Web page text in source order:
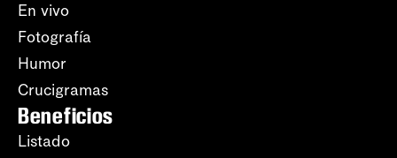
En vivo
Fotografía
Humor
Crucigramas
Beneficios
Listado